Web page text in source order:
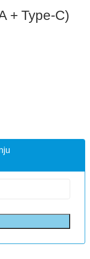
+ Type-C)